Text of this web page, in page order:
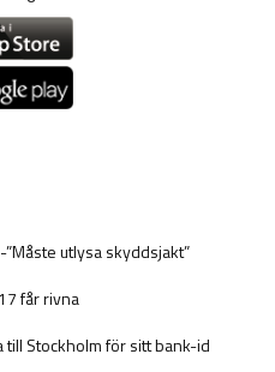
utlysa skyddsjakt”
får rivna
till Stockholm för sitt bank-id